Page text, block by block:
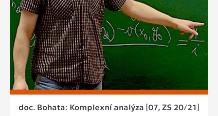
doc. Bohata: Komplexní analýza [07, ZS 20/21]